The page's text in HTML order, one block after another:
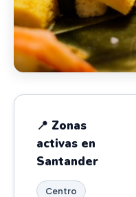
📍 Zonas
activas en
Santander
Centro